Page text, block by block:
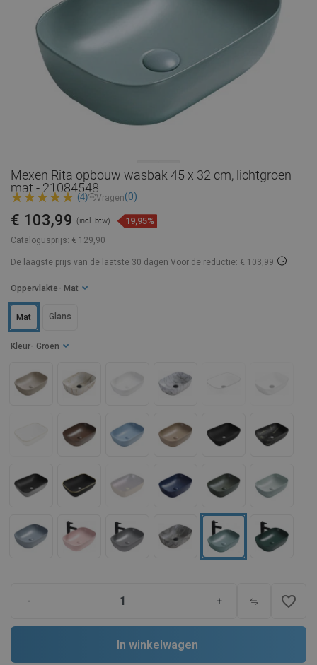
Mexen Rita opbouw wasbak 45 x 32 cm, lichtgroen
mat - 21084548
(4) Vragen(0)
Catalogusprijs: € 129,90
€ 103,99 (incl. btw) 19,95%
De laagste prijs van de laatste 30 dagen Voor de reductie: € 103,99
Kleur - Groen
Oppervlakte - Mat
Mat Glans
- + favorite_border
In winkelwagen